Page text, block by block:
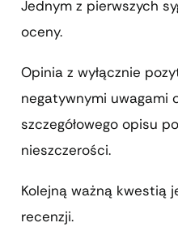
Jednym z pierwszych
oceny.
Opinia z wyłącznie
negatywnymi uwagami
szczegółowego opisu
nieszczerości.
Kolejną ważną kwestią
recenzji.